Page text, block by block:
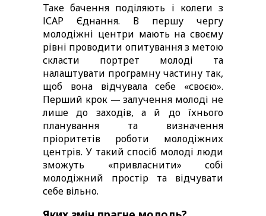
Таке бачення поділяють і колеги з
ІСАР Єднання. В першу чергу
молодіжні центри мають на своєму
рівні проводити опитування з метою
скласти портрет молоді та
налаштувати програмну частину так,
щоб вона відчувала себе «своєю».
Перший крок — залучення молоді не
лише до заходів, а й до їхнього
планування та визначення
пріоритетів роботи молодіжних
центрів. У такий спосіб молоді люди
зможуть «привласнити» собі
молодіжний простір та відчувати
себе вільно.